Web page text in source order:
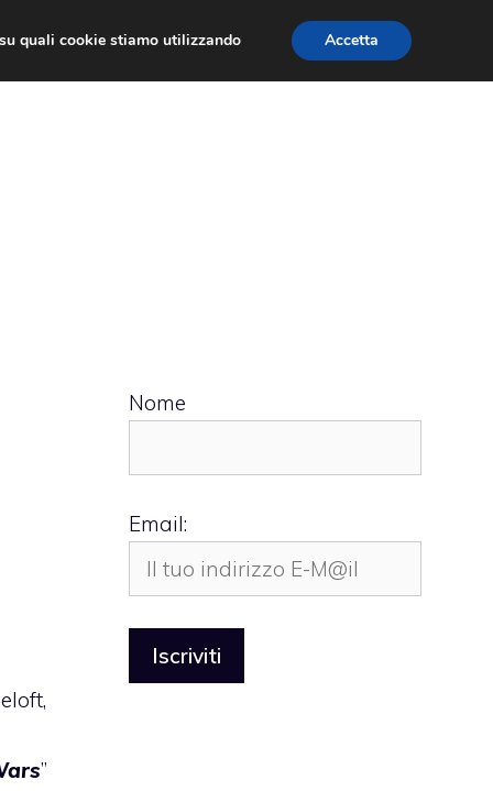
”
Nome
Email:
quali cookie stiamo utilizzando Accetta